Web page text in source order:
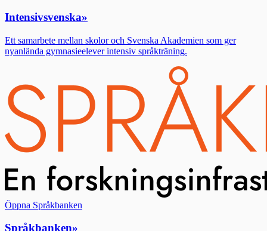
Intensivsvenska»
Ett samarbete mellan skolor och Svenska Akademien som ger
nyanlända gymnasieelever intensiv språkträning.
Öppna Språkbanken
Språkbanken»